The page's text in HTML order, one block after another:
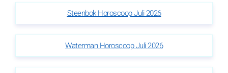
Steenbok Horoscoop Juli 2026
Waterman Horoscoop Juli 2026